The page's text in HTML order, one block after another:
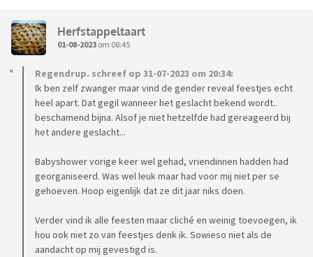
Herfstappeltaart
01-08-2023 om 08:45
Regendrup. schreef op 31-07-2023 om 20:34:
Ik ben zelf zwanger maar vind de gender reveal feestjes echt
heel apart. Dat gegil wanneer het geslacht bekend wordt..
beschamend bijna. Alsof je niet hetzelfde had gereageerd bij
het andere geslacht...
Babyshower vorige keer wel gehad, vriendinnen hadden had
georganiseerd. Was wel leuk maar had voor mij niet per se
gehoeven. Hoop eigenlijk dat ze dit jaar niks doen.
Verder vind ik alle feesten maar cliché en weinig toevoegen, ik
hou ook niet zo van feestjes denk ik. Sowieso niet als de
aandacht op mij gevestigd is.